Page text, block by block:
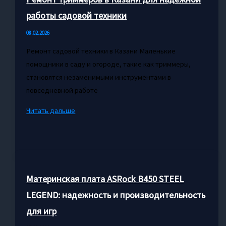
приобретению
работы садовой техники
08.02.2026
Ремонт садовой техники в Казани Маленькие
помощники в саду и огороде, такие как триммеры,
становятся незаменимыми инструментами в
повседневной работе
Ремонт
надежной
садовой
техники
Читать дальше
Материнская плата ASRock B450 STEEL
LEGEND: надежность и производительность
для игр